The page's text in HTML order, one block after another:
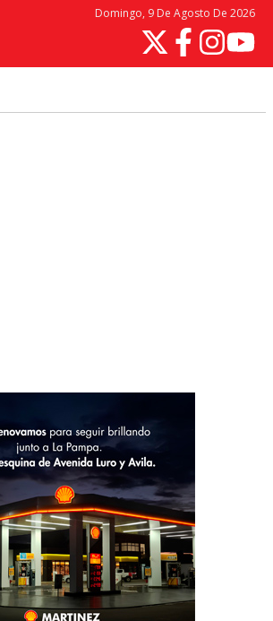
Domingo, 9 De Agosto De 2026